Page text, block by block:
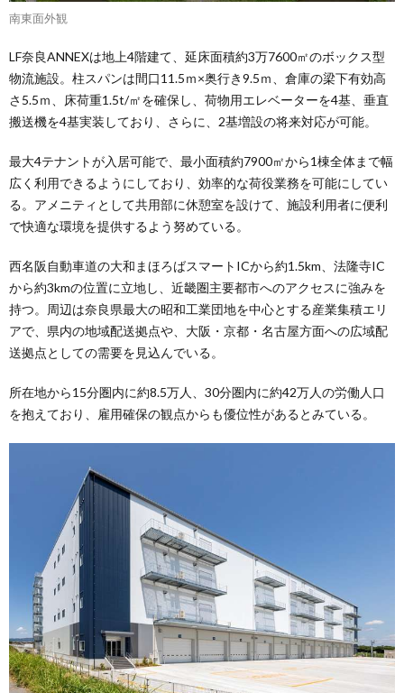
南東面外観
LF奈良ANNEXは地上4階建て、延床面積約3万7600㎡のボックス型
物流施設。柱スパンは間口11.5ｍ×奥行き9.5ｍ、倉庫の梁下有効高
さ5.5ｍ、床荷重1.5t/㎡を確保し、荷物用エレベーターを4基、垂直
搬送機を4基実装しており、さらに、2基増設の将来対応が可能。
最大4テナントが入居可能で、最小面積約7900㎡から1棟全体まで幅
広く利用できるようにしており、効率的な荷役業務を可能にしてい
る。アメニティとして共用部に休憩室を設けて、施設利用者に便利
で快適な環境を提供するよう努めている。
西名阪自動車道の大和まほろばスマートICから約1.5km、法隆寺IC
から約3kmの位置に立地し、近畿圏主要都市へのアクセスに強みを
持つ。周辺は奈良県最⼤の昭和⼯業団地を中⼼とする産業集積エリ
アで、県内の地域配送拠点や、大阪・京都・名古屋方面への広域配
送拠点としての需要を見込んでいる。
所在地から15分圏内に約8.5万人、30分圏内に約42万人の労働人口
を抱えており、雇用確保の観点からも優位性があるとみている。